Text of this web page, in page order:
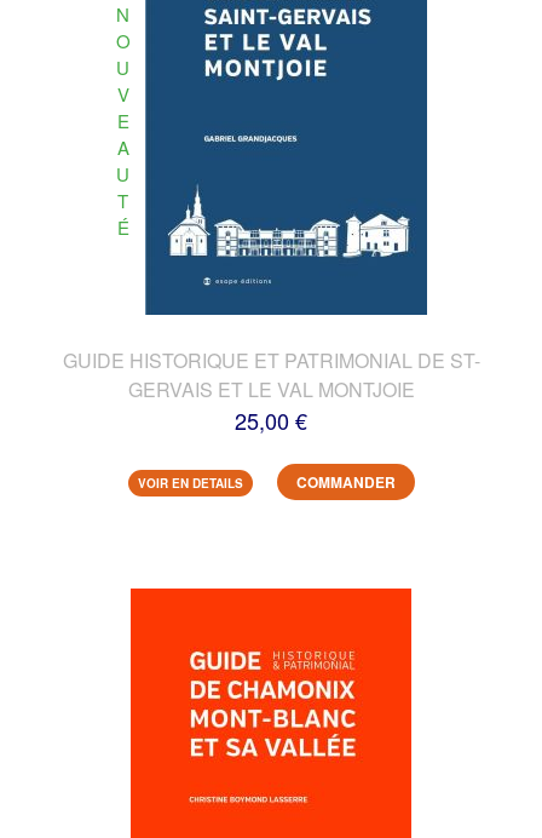
N
O
U
V
E
A
U
T
É
GUIDE HISTORIQUE ET PATRIMONIAL DE ST-
GERVAIS ET LE VAL MONTJOIE
25,00 €
VOIR EN DETAILS COMMANDER